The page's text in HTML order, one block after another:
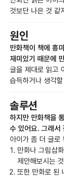
것보단 나은 것 같
원인
만화책이 책에 흥
재미있기 때문에
글을 제대로 읽고
습득하거나 생각
솔루션
하지만 만화책을
수 있어요. 그래서
아이가 좀 더 글로
만화나 그림삽
제안해보시는
또한 만화로 된